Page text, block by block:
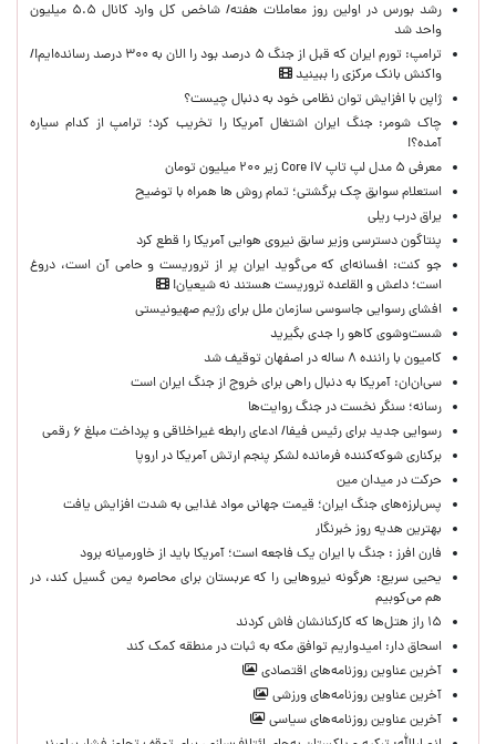
رشد بورس در اولین روز معاملات هفته/ شاخص کل وارد کانال ۵.۵ میلیون
واحد شد
ترامپ: تورم ایران که قبل از جنگ ۵ درصد بود را الان به ۳۰۰ درصد رسانده‌ایم!/
واکنش بانک مرکزی را ببینید
ژاپن با افزایش توان نظامی خود به دنبال چیست؟
چاک شومر: جنگ ایران اشتغال آمریکا را تخریب کرد؛ ترامپ از کدام سیاره
آمده؟!
معرفی ۵ مدل لپ تاپ Core i۷ زیر ۲۰۰ میلیون تومان
استعلام سوابق چک برگشتی؛ تمام روش ها همراه با توضیح
یراق درب ریلی
پنتاگون دسترسی وزیر سابق نیروی هوایی آمریکا را قطع کرد
جو کنت: افسانه‌ای که می‌گوید ایران پر از تروریست و حامی آن است، دروغ
است؛ داعش و القاعده تروریست هستند نه شیعیان!
افشای رسوایی جاسوسی سازمان ملل برای رژیم صهیونیستی
شست‌وشوی کاهو را جدی بگیرید
کامیون با راننده ۸ ساله در اصفهان توقیف شد
سی‌ان‌ان: آمریکا به دنبال راهی برای خروج از جنگ ایران است
رسانه؛ سنگر نخست در جنگ روایت‌ها
رسوایی جدید برای رئیس فیفا/ ادعای رابطه غیراخلاقی و پرداخت مبلغ ۶ رقمی
برکناری شوکه‌کننده فرمانده لشکر پنجم ارتش آمریکا در اروپا
حركت در ميدان مين
پس‌لرزه‌های جنگ ایران؛ قیمت جهانی مواد غذایی به شدت افزایش یافت
بهترین هدیه روز خبرنگار
فارن افرز : جنگ با ایران یک فاجعه است؛ آمریکا باید از خاورمیانه برود
یحیی سریع: هرگونه نیروهایی را که عربستان برای محاصره یمن گسیل کند، در
هم می‌کوبیم
۱۵ راز هتل‌ها که کارکنانشان فاش کردند
اسحاق دار: امیدواریم توافق مکه به ثبات در منطقه کمک کند
آخرین عناوین روزنامه‌های اقتصادی
آخرین عناوین روزنامه‌های ورزشی
آخرین عناوین روزنامه‌های سیاسی